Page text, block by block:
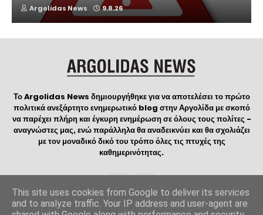
Argolidas News 9.8.26
Το Argolidas News δημιουργήθηκε για να αποτελέσει το πρώτο
πολιτικά ανεξάρτητο ενημερωτικό blog στην Αργολίδα με σκοπό
να παρέχει πλήρη και έγκυρη ενημέρωση σε όλους τους πολίτες -
αναγνώστες μας, ενώ παράλληλα θα αναδεικνύει και θα σχολιάζει
με τον μοναδικό δικό του τρόπο όλες τις πτυχές της
καθημερινότητας.
This site uses cookies from Google to deliver its services
and to analyze traffic. Your IP address and user-agent are